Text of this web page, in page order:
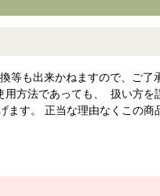
も出来かねますので、ご
方法であっても、 扱い方を
す。 正当な理由なくこの商